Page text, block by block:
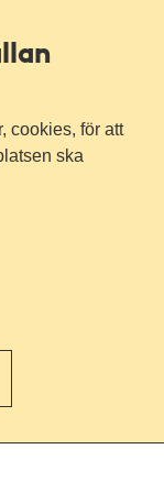
cookies, för att
ska